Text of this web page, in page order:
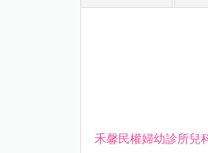
禾馨民權婦幼診所兒